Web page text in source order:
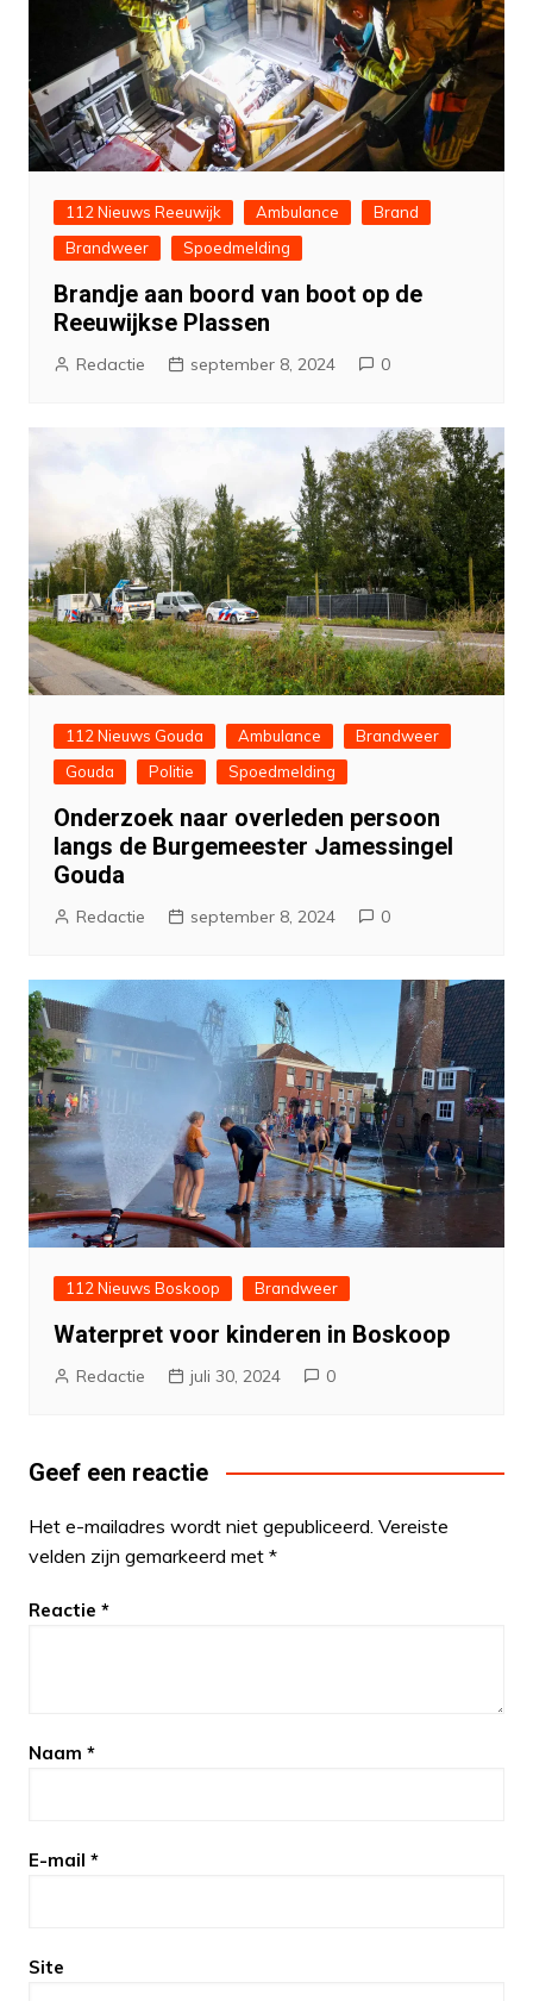
112 Nieuws Reeuwijk Ambulance
Brand
Brandweer
Spoedmelding
Brandje aan boord van boot op de
Reeuwijkse Plassen
Redactie september 8, 2024 0
112 Nieuws Gouda Ambulance
Brandweer
Gouda
Politie Spoedmelding
Onderzoek naar overleden persoon
langs de Burgemeester Jamessingel
Gouda
Redactie september 8, 2024 0
112 Nieuws Boskoop Brandweer
Waterpret voor kinderen in Boskoop
Redactie juli 30, 2024 0
Geef een reactie
Het e-mailadres wordt niet gepubliceerd. Vereiste
velden zijn gemarkeerd met *
Reactie *
Naam *
E-mail *
Site